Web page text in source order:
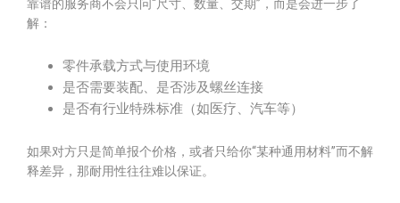
靠谱的服务商不会只问“尺寸、数量、交期”，而是会进一步了
解：
零件承载方式与使用环境
是否需要装配、是否涉及螺丝连接
是否有行业特殊标准（如医疗、汽车等）
如果对方只是简单报个价格，或者只给你“某种通用材料”而不解
释差异，那耐用性往往难以保证。